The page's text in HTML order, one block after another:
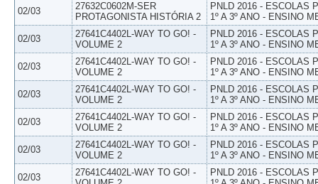
02/03
27632C0602M-SER
PROTAGONISTA HISTÓRIA 2
PNLD 2016 - ESCOLAS
1º A 3º ANO - ENSINO
02/03
27641C4402L-WAY TO GO! -
VOLUME 2
PNLD 2016 - ESCOLAS
1º A 3º ANO - ENSINO
02/03
27641C4402L-WAY TO GO! -
VOLUME 2
PNLD 2016 - ESCOLAS
1º A 3º ANO - ENSINO
02/03
27641C4402L-WAY TO GO! -
VOLUME 2
PNLD 2016 - ESCOLAS
1º A 3º ANO - ENSINO
02/03
27641C4402L-WAY TO GO! -
VOLUME 2
PNLD 2016 - ESCOLAS
1º A 3º ANO - ENSINO
02/03
27641C4402L-WAY TO GO! -
VOLUME 2
PNLD 2016 - ESCOLAS
1º A 3º ANO - ENSINO
02/03
27641C4402L-WAY TO GO! -
PNLD 2016 - ESCOLAS